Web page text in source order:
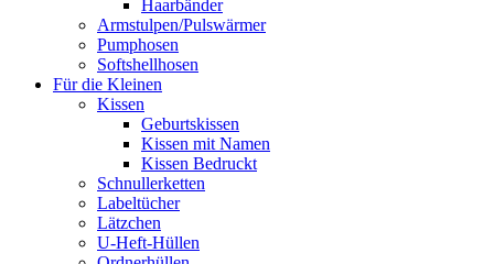
Haarbänder
Armstulpen/Pulswärmer
Pumphosen
Softshellhosen
Für die Kleinen
Kissen
Geburtskissen
Kissen mit Namen
Kissen Bedruckt
Schnullerketten
Labeltücher
Lätzchen
U-Heft-Hüllen